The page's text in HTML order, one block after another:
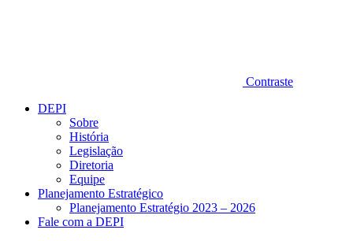
Contraste
DEPI
Sobre
História
Legislação
Diretoria
Equipe
Planejamento Estratégico
Planejamento Estratégio 2023 – 2026
Fale com a DEPI